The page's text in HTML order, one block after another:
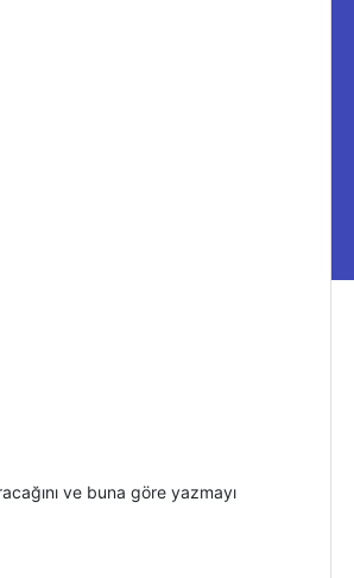
ve buna göre yazmayı